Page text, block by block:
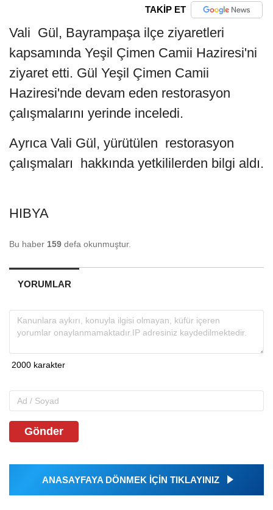
TAKİP ET
Vali Gül, Bayrampaşa ilçe ziyaretleri
kapsamında Yeşil Çimen Camii Haziresi'ni
ziyaret etti. Gül Yeşil Çimen Camii
Haziresi'nde devam eden restorasyon
çalışmalarını yerinde inceledi.
Ayrıca Vali Gül, yürütülen restorasyon
çalışmaları hakkında yetkililerden bilgi aldı.
HIBYA
Bu haber 159 defa okunmuştur.
YORUMLAR
Gönder
ANASAYFAYA DÖNMEK İÇİN TIKLAYINIZ